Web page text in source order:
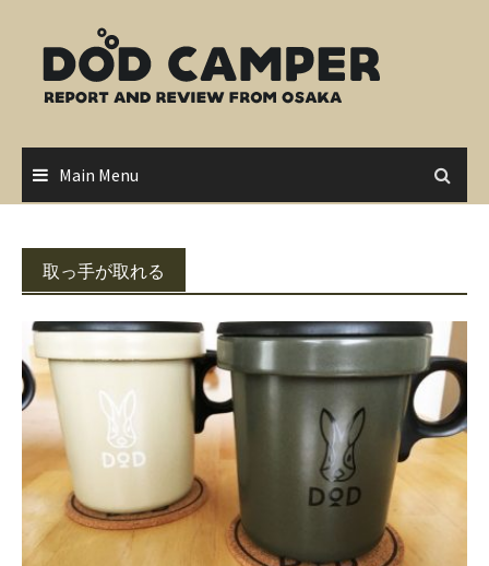
content
Main Menu
取っ手が取れる